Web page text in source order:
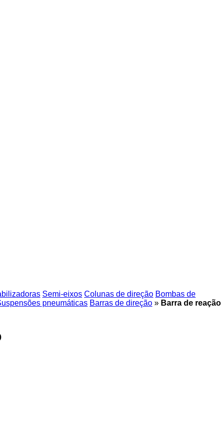
Semi-eixos Colunas de direção Bombas de
pneumáticas Barras de direção » Barra de reação